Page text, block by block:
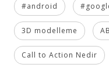
#android
3D modelleme
Call to Action Nedir